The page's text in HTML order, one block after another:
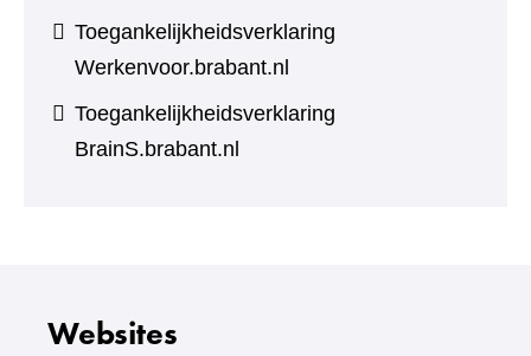
Toegankelijkheidsverklaring
Werkenvoor.brabant.nl
Toegankelijkheidsverklaring
BrainS.brabant.nl
Websites